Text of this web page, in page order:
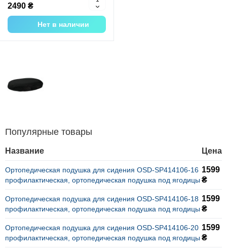
2490 ₴
Нет в наличии
Популярные товары
Название Цена
Ортопедическая подушка для сидения OSD-SP414106-16
профилактическая, ортопедическая подушка под ягодицы
1599
₴
Ортопедическая подушка для сидения OSD-SP414106-18
профилактическая, ортопедическая подушка под ягодицы
1599
₴
Ортопедическая подушка для сидения OSD-SP414106-20
профилактическая, ортопедическая подушка под ягодицы
1599
₴